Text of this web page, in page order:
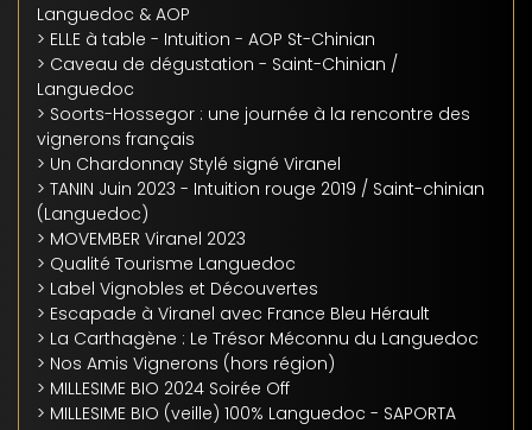
Languedoc & AOP
> ELLE à table - Intuition - AOP St-Chinian
> Caveau de dégustation - Saint-Chinian /
Languedoc
> Soorts-Hossegor : une journée à la rencontre des
vignerons français
> Un Chardonnay Stylé signé Viranel
> TANIN Juin 2023 - Intuition rouge 2019 / Saint-chinian
(Languedoc)
> MOVEMBER Viranel 2023
> Qualité Tourisme Languedoc
> Label Vignobles et Découvertes
> Escapade à Viranel avec France Bleu Hérault
> La Carthagène : Le Trésor Méconnu du Languedoc
> Nos Amis Vignerons (hors région)
> MILLESIME BIO 2024 Soirée Off
> MILLESIME BIO (veille) 100% Languedoc - SAPORTA